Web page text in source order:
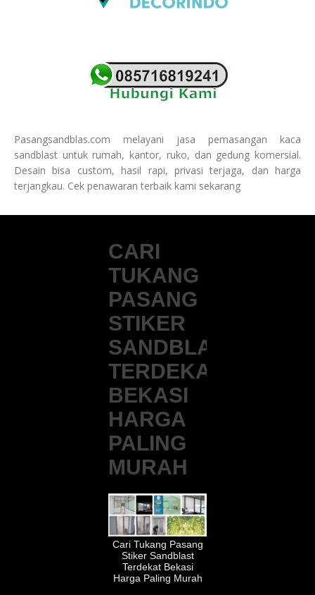
Pasangsandblas.com melayani jasa pemasangan kaca
sandblast untuk rumah, kantor, ruko, dan gedung komersial.
Desain bisa custom, hasil rapi, privasi terjaga, dan harga
terjangkau. Cek penawaran terbaik kami sekarang
CARI
TUKANG
PASANG
STIKER
SANDBLAST
TERDEKAT
BEKASI
HARGA
PALING
MURAH
Cari Tukang Pasang
Stiker Sandblast
Terdekat Bekasi
Harga Paling Murah